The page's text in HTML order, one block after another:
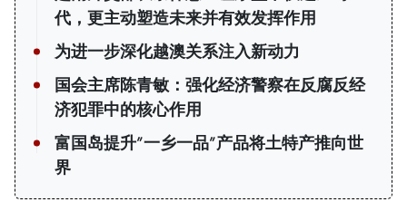
代，更主动塑造未来并有效发挥作用
为进一步深化越澳关系注入新动力
国会主席陈青敏：强化经济警察在反腐反经
济犯罪中的核心作用
富国岛提升”一乡一品”产品将土特产推向世
界